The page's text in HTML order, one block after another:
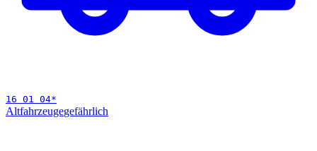
16 01 04*
Altfahrzeugegefährlich